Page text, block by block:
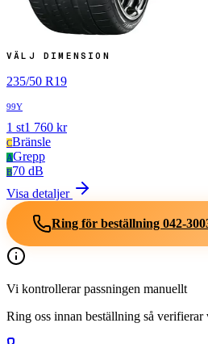
VÄLJ DIMENSION
235/50 R19
99Y
1 st1 760 kr
CBränsle
AGrepp
B70 dB
Visa detaljer
Ring för beställning 042-
Vi kontrollerar passningen manuellt
Ring oss innan beställning så